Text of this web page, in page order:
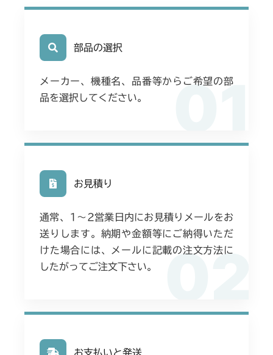
01
部品の選択
メーカー、機種名、品番等からご希望の部
品を選択してください。
02
お見積り
通常、1〜2営業日内にお見積りメールをお
送りします。納期や金額等にご納得いただ
けた場合には、メールに記載の注文方法に
したがってご注文下さい。
お支払いと発送